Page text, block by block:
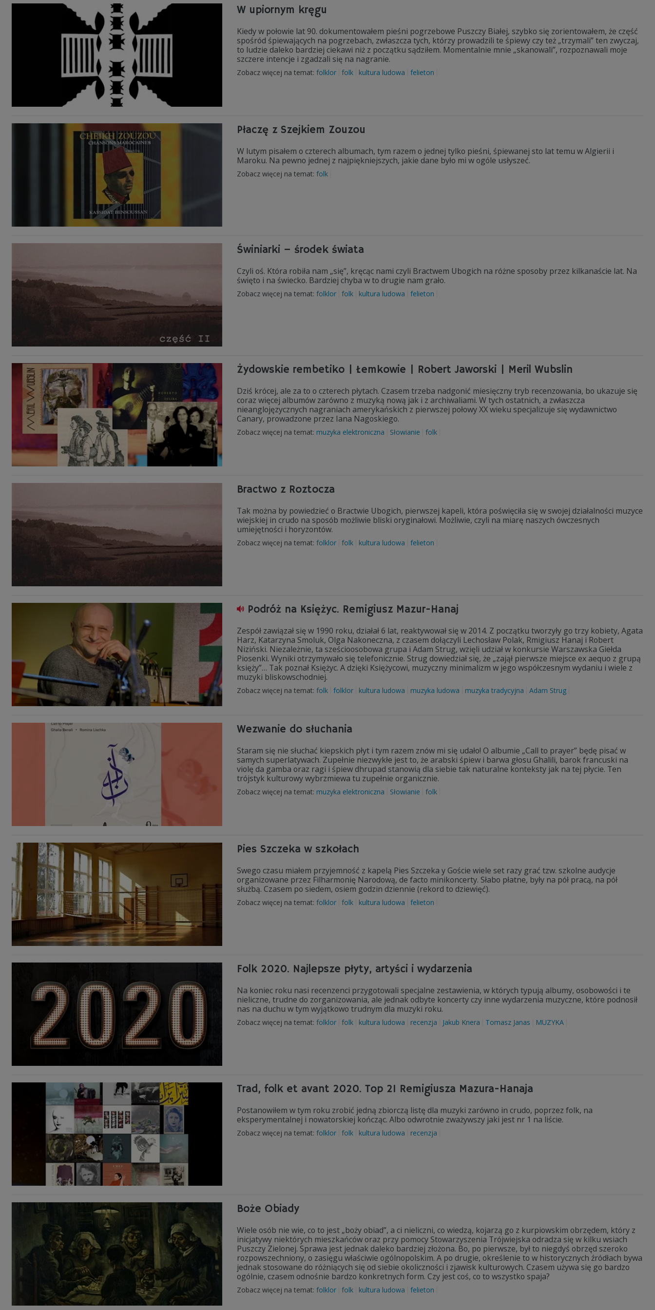
W upiornym kręgu
Kiedy w połowie lat 90. dokumentowałem pieśni pogrzebowe Puszczy Białej, szybko się zorientowałem, że część
spośród śpiewających na pogrzebach, zwłaszcza tych, którzy prowadzili te śpiewy czy też „trzymali” ten zwyczaj,
to ludzie daleko bardziej ciekawi niż z początku sądziłem. Momentalnie mnie „skanowali”, rozpoznawali moje
szczere intencje i zgadzali się na nagranie.
Zobacz więcej na temat: folklor folk kultura ludowa felieton
Płaczę z Szejkiem Zouzou
W lutym pisałem o czterech albumach, tym razem o jednej tylko pieśni, śpiewanej sto lat temu w Algierii i
Maroku. Na pewno jednej z najpiękniejszych, jakie dane było mi w ogóle usłyszeć.
Zobacz więcej na temat: folk
Świniarki – środek świata
Czyli oś. Która robiła nam „się”, kręcąc nami czyli Bractwem Ubogich na różne sposoby przez kilkanaście lat. Na
święto i na świecko. Bardziej chyba w to drugie nam grało.
Zobacz więcej na temat: folklor folk kultura ludowa felieton
Żydowskie rembetiko | Łemkowie | Robert Jaworski | Meril Wubslin
Dziś krócej, ale za to o czterech płytach. Czasem trzeba nadgonić miesięczny tryb recenzowania, bo ukazuje się
coraz więcej albumów zarówno z muzyką nową jak i z archiwaliami. W tych ostatnich, a zwłaszcza
nieanglojęzycznych nagraniach amerykańskich z pierwszej połowy XX wieku specjalizuje się wydawnictwo
Canary, prowadzone przez Iana Nagoskiego.
Zobacz więcej na temat: muzyka elektroniczna Słowianie folk
Bractwo z Roztocza
Tak można by powiedzieć o Bractwie Ubogich, pierwszej kapeli, która poświęciła się w swojej działalności muzyce
wiejskiej in crudo na sposób możliwie bliski oryginałowi. Możliwie, czyli na miarę naszych ówczesnych
umiejętności i horyzontów.
Zobacz więcej na temat: folklor folk kultura ludowa felieton
Podróż na Księżyc. Remigiusz Mazur-Hanaj
Zespół zawiązał się w 1990 roku, działał 6 lat, reaktywował się w 2014. Z początku tworzyły go trzy kobiety, Agata
Harz, Katarzyna Smoluk, Olga Nakoneczna, z czasem dołączyli Lechosław Polak, Rmigiusz Hanaj i Robert
Niziński. Niezależnie, ta sześcioosobowa grupa i Adam Strug, wzięli udział w konkursie Warszawska Giełda
Piosenki. Wyniki otrzymywało się telefonicznie. Strug dowiedział się, że „zajął pierwsze miejsce ex aequo z grupą
księży”… Tak poznał Księżyc. A dzięki Księżycowi, muzyczny minimalizm w jego współczesnym wydaniu i wiele z
muzyki bliskowschodniej.
Zobacz więcej na temat: folk folklor kultura ludowa muzyka ludowa muzyka tradycyjna Adam Strug
Wezwanie do słuchania
Staram się nie słuchać kiepskich płyt i tym razem znów mi się udało! O albumie „Call to prayer” będę pisać w
samych superlatywach. Zupełnie niezwykłe jest to, że arabski śpiew i barwa głosu Ghalili, barok francuski na
violę da gamba oraz ragi i śpiew dhrupad stanowią dla siebie tak naturalne konteksty jak na tej płycie. Ten
trójstyk kulturowy wybrzmiewa tu zupełnie organicznie.
Zobacz więcej na temat: muzyka elektroniczna Słowianie folk
Pies Szczeka w szkołach
Swego czasu miałem przyjemność z kapelą Pies Szczeka y Goście wiele set razy grać tzw. szkolne audycje
organizowane przez Filharmonię Narodową, de facto minikoncerty. Słabo płatne, były na pół pracą, na pół
służbą. Czasem po siedem, osiem godzin dziennie (rekord to dziewięć).
Zobacz więcej na temat: folklor folk kultura ludowa felieton
Folk 2020. Najlepsze płyty, artyści i wydarzenia
Na koniec roku nasi recenzenci przygotowali specjalne zestawienia, w których typują albumy, osobowości i te
nieliczne, trudne do zorganizowania, ale jednak odbyte koncerty czy inne wydarzenia muzyczne, które podnosił
nas na duchu w tym wyjątkowo trudnym dla muzyki roku.
Zobacz więcej na temat: folklor folk kultura ludowa recenzja Jakub Knera Tomasz Janas MUZYKA
Trad, folk et avant 2020. Top 21 Remigiusza Mazura-Hanaja
Postanowiłem w tym roku zrobić jedną zbiorczą listę dla muzyki zarówno in crudo, poprzez folk, na
eksperymentalnej i nowatorskiej kończąc. Albo odwrotnie zważywszy jaki jest nr 1 na liście.
Zobacz więcej na temat: folklor folk kultura ludowa recenzja
Boże Obiady
Wiele osób nie wie, co to jest „boży obiad”, a ci nieliczni, co wiedzą, kojarzą go z kurpiowskim obrzędem, który z
inicjatywy niektórych mieszkańców oraz przy pomocy Stowarzyszenia Trójwiejska odradza się w kilku wsiach
Puszczy Zielonej. Sprawa jest jednak daleko bardziej złożona. Bo, po pierwsze, był to niegdyś obrzęd szeroko
rozpowszechniony, o zasięgu właściwie ogólnopolskim. A po drugie, określenie to w historycznych źródłach bywa
jednak stosowane do różniących się od siebie okoliczności i zjawisk kulturowych. Czasem używa się go bardzo
ogólnie, czasem odnośnie bardzo konkretnych form. Czy jest coś, co to wszystko spaja?
Zobacz więcej na temat: folklor folk kultura ludowa felieton